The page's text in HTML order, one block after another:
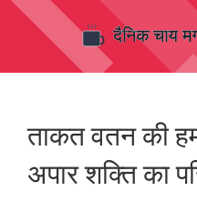
ताकत वतन की
अपार शक्ति का